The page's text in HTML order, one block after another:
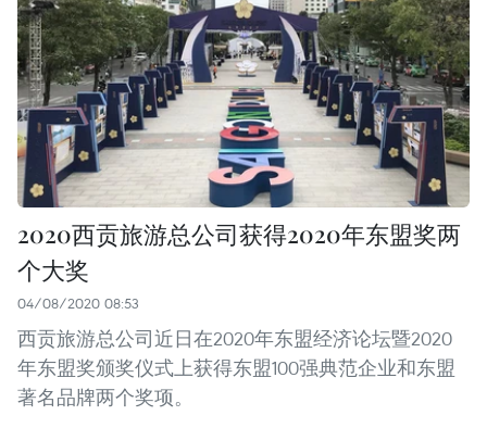
2020西贡旅游总公司获得2020年东盟奖两
个大奖
04/08/2020 08:53
西贡旅游总公司近日在2020年东盟经济论坛暨2020
年东盟奖颁奖仪式上获得东盟100强典范企业和东盟
著名品牌两个奖项。